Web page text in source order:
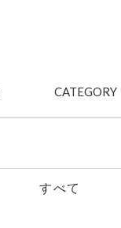
CATEGORY
すべて